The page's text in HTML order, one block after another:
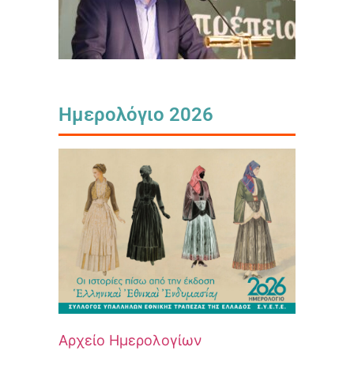
Ημερολόγιο 2026
Αρχείο Ημερολογίων